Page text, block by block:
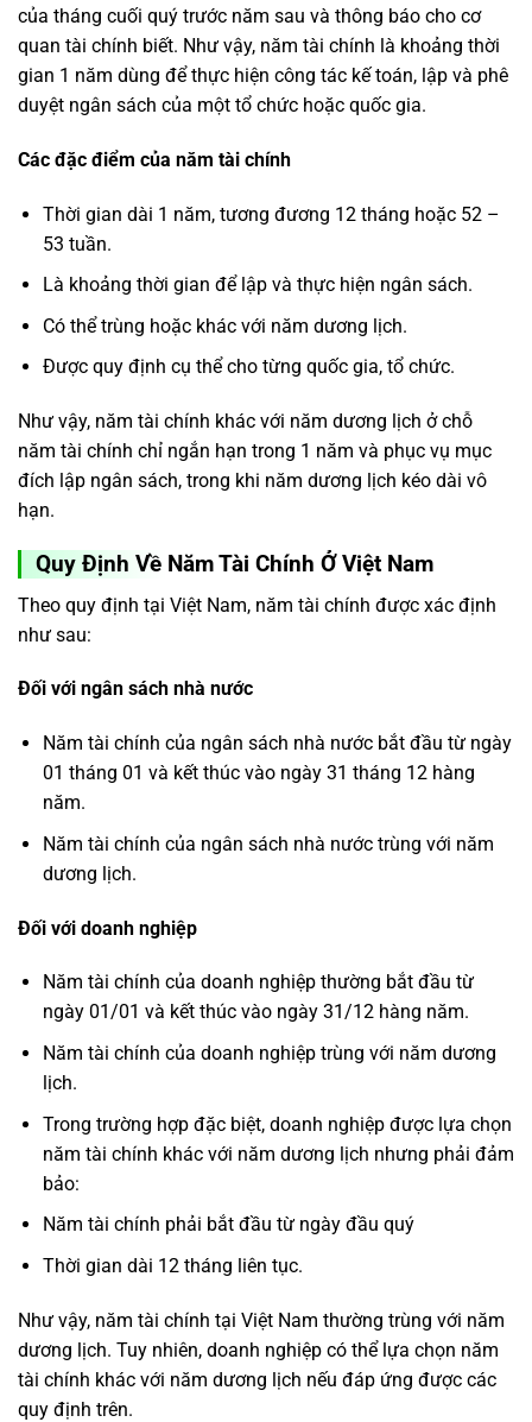
của tháng cuối quý trước năm sau và thông báo cho cơ
quan tài chính biết. Như vậy, năm tài chính là khoảng thời
gian 1 năm dùng để thực hiện công tác kế toán, lập và phê
duyệt ngân sách của một tổ chức hoặc quốc gia.
Các đặc điểm của năm tài chính
Thời gian dài 1 năm, tương đương 12 tháng hoặc 52 –
53 tuần.
Là khoảng thời gian để lập và thực hiện ngân sách.
Có thể trùng hoặc khác với năm dương lịch.
Được quy định cụ thể cho từng quốc gia, tổ chức.
Như vậy, năm tài chính khác với năm dương lịch ở chỗ
năm tài chính chỉ ngắn hạn trong 1 năm và phục vụ mục
đích lập ngân sách, trong khi năm dương lịch kéo dài vô
hạn.
Quy Định Về Năm Tài Chính Ở Việt Nam
Theo quy định tại Việt Nam, năm tài chính được xác định
như sau:
Đối với ngân sách nhà nước
Năm tài chính của ngân sách nhà nước bắt đầu từ ngày
01 tháng 01 và kết thúc vào ngày 31 tháng 12 hàng
năm.
Năm tài chính của ngân sách nhà nước trùng với năm
dương lịch.
Đối với doanh nghiệp
Năm tài chính của doanh nghiệp thường bắt đầu từ
ngày 01/01 và kết thúc vào ngày 31/12 hàng năm.
Năm tài chính của doanh nghiệp trùng với năm dương
lịch.
Trong trường hợp đặc biệt, doanh nghiệp được lựa chọn
năm tài chính khác với năm dương lịch nhưng phải đảm
bảo:
Năm tài chính phải bắt đầu từ ngày đầu quý
Thời gian dài 12 tháng liên tục.
Như vậy, năm tài chính tại Việt Nam thường trùng với năm
dương lịch. Tuy nhiên, doanh nghiệp có thể lựa chọn năm
tài chính khác với năm dương lịch nếu đáp ứng được các
quy định trên.